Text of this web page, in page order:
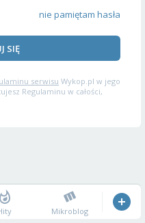
nie pamiętam hasła
SIĘ
serwisu Wykop.pl w jego
Regulaminu w całości,
Mikroblog